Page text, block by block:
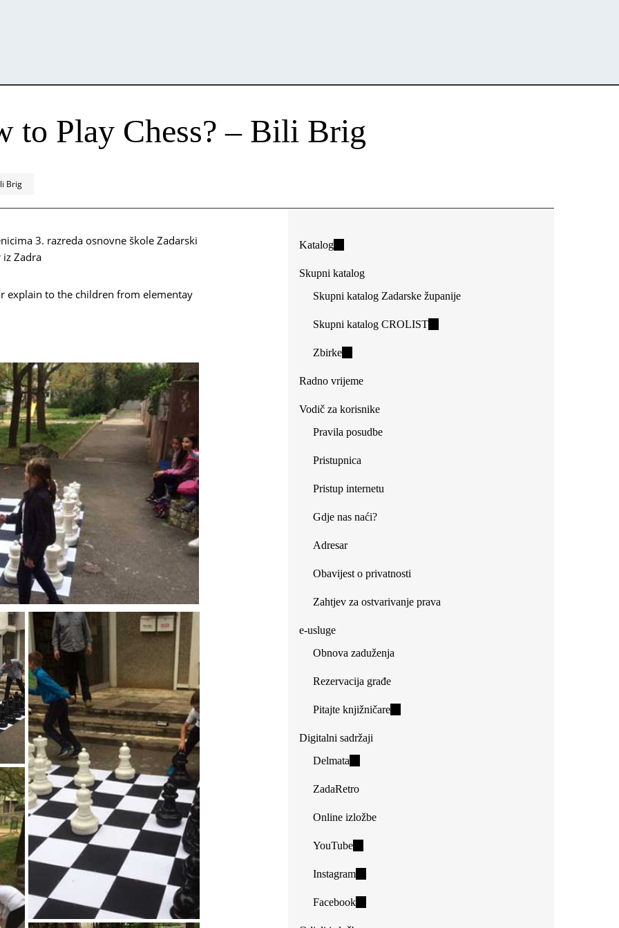
to Play Chess? – Bili Brig
Brig
3. razreda osnovne škole Zadarski
iz Zadra
explain to the children from elementay
Katalog(link
external)
Skupni katalog
Skupni katalog Zadarske županije
Skupni katalog CROLIST(link
Zbirke(link
external)
Radno vrijeme
Vodič za korisnike
Pravila posudbe
Pristupnica
Pristup internetu
Gdje nas naći?
Adresar
Obavijest o privatnosti
Zahtjev za ostvarivanje prava
e-usluge
Obnova zaduženja
Rezervacija građe
Pitajte knjižničare(link
Digitalni sadržaji
Delmata
external)
ZadaRetro
Online izložbe
YouTube(link
external)
Instagram(link
external)
Facebook(link